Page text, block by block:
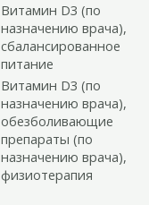
Витамин D3 (по
назначению врача),
сбалансированное
питание
Витамин D3 (по
назначению врача),
обезболивающие
препараты (по
назначению врача),
физиотерапия